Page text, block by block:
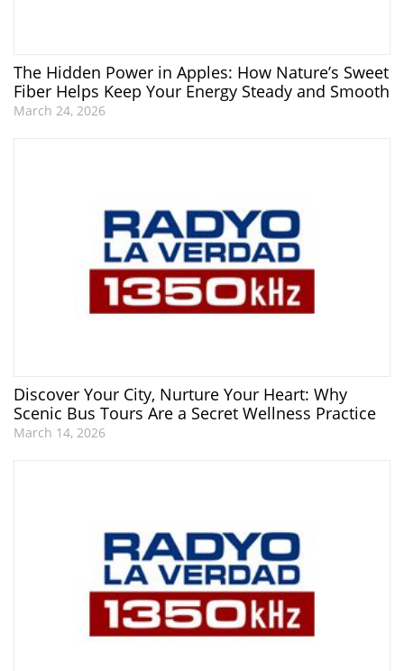
The Hidden Power in Apples: How Nature’s Sweet
Fiber Helps Keep Your Energy Steady and Smooth
March 24, 2026
Discover Your City, Nurture Your Heart: Why
Scenic Bus Tours Are a Secret Wellness Practice
March 14, 2026